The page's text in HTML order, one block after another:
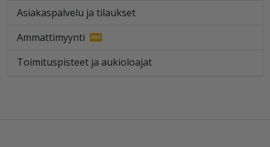
Asiakaspalvelu ja tilaukset
Ammattimyynti
Toimituspisteet ja aukioloajat